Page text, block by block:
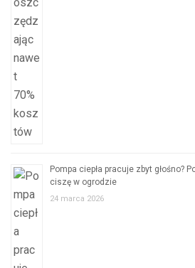
Pompa ciepła pracuje zbyt głośno?
ciszę w ogrodzie
24 marca 2026